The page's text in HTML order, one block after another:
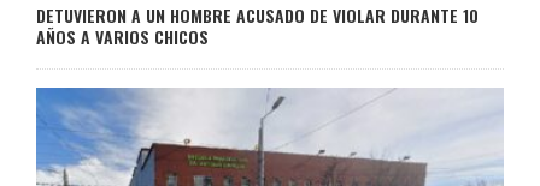
DETUVIERON A UN HOMBRE ACUSADO DE VIOLAR DURANTE 10
AÑOS A VARIOS CHICOS